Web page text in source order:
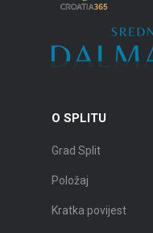
O SPLITU
Grad Split
Položaj
Kratka povijest